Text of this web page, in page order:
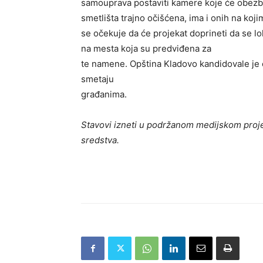
samouprava postaviti kamere koje će
smetlišta trajno očišćena, ima i onih na
se očekuje da će projekat doprineti da se
na mesta koja su predviđena za
te namene. Opština Kladovo kandidovale
smetaju
građanima.
Stavovi izneti u podržanom medijskom
sredstva.